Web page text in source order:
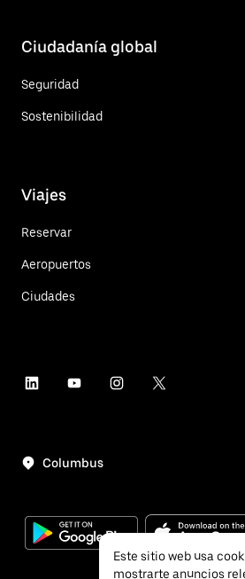
Ciudadanía global
Seguridad
Sostenibilidad
Viajes
Reservar
Aeropuertos
Ciudades
Columbus
Este sitio web usa
mostrarte anuncios